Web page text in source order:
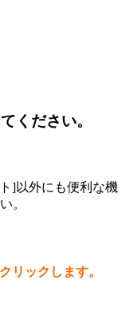
ください。
]以外にも便利な機
。
リックします。